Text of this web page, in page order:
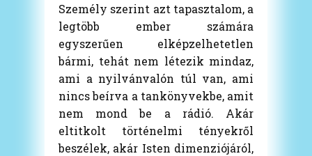
Személy szerint azt tapasztalom, a
legtöbb ember számára
egyszerűen elképzelhetetlen
bármi, tehát nem létezik mindaz,
ami a nyilvánvalón túl van, ami
nincs beírva a tankönyvekbe, amit
nem mond be a rádió. Akár
eltitkolt történelmi tényekről
beszélek, akár Isten dimenziójáról,